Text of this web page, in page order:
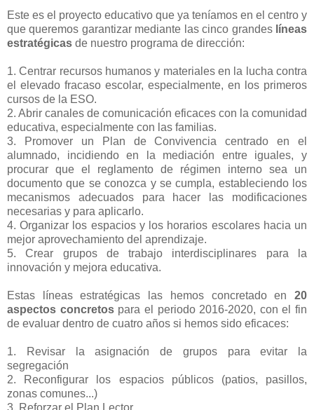
Este es el proyecto educativo que ya teníamos en el centro y
que queremos garantizar mediante las cinco grandeslíneas
estratégicas de nuestro programa de dirección:
1. Centrar recursos humanos y materiales en la lucha contra
el elevado fracaso escolar, especialmente, en los primeros
cursos de la ESO.
2. Abrir canales de comunicación eficaces con la comunidad
educativa, especialmente con las familias.
3. Promover un Plan de Convivencia centrado en el
alumnado, incidiendo en la mediación entre iguales, y
procurar que el reglamento de régimen interno sea un
documento que se conozca y se cumpla, estableciendo los
mecanismos adecuados para hacer las modificaciones
necesarias y para aplicarlo.
4. Organizar los espacios y los horarios escolares hacia un
mejor aprovechamiento del aprendizaje.
5. Crear grupos de trabajo interdisciplinares para la
innovación y mejora educativa.
Estas líneas estratégicas las hemos concretado en 20
aspectos concretospara el periodo 2016-2020, con el fin
de evaluar dentro de cuatro años si hemos sido eficaces:
1. Revisar la asignación de grupos para evitar la
segregación
2. Reconfigurar los espacios públicos (patios, pasillos,
zonas comunes...)
3. Reforzar el Plan Lector